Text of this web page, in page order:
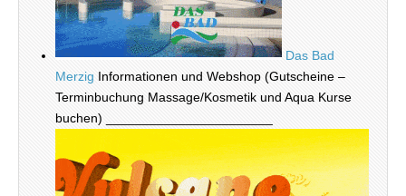
Das Bad
Merzig Informationen und Webshop (Gutscheine –
Terminbuchung Massage/Kosmetik und Aqua Kurse
buchen) _______________________